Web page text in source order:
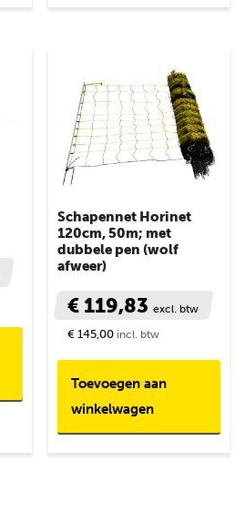
Schapennet Horinet
120cm, 50m; met
dubbele pen (wolf
afweer)
€ 119,83excl. btw
€ 145,00 incl. btw
Toevoegen aan
winkelwagen